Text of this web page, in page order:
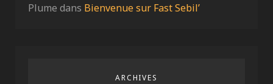
Plume dans Bienvenue sur Fast Sebil’
ARCHIVES